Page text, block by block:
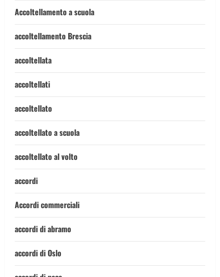
Accoltellamento a scuola
accoltellamento Brescia
accoltellata
accoltellati
accoltellato
accoltellato a scuola
accoltellato al volto
accordi
Accordi commerciali
accordi di abramo
accordi di Oslo